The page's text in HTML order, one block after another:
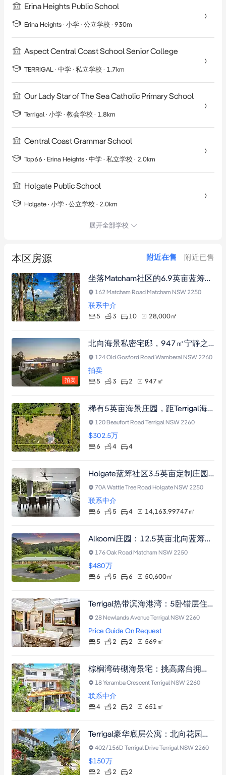
Erina Heights Public School
Erina Heights · 小学 · 公立学校 · 930m
Aspect Central Coast School Senior College
TERRIGAL · 中学 · 私立学校 · 1.7km
Our Lady Star of The Sea Catholic Primary School
Terrigal· 小学 · 教会学校 · 1.8km
Central Coast Grammar School
Top66 · Erina Heights · 中学 · 私立学校 · 2.0km
Holgate Public School
Holgate · 小学 · 公立学校 · 2.0km
展开全部学校
本区房源 附近在售 附近已售
坐落Matcham社区的6.9英亩蓝筹地块，坐拥壮阔海景与三套现成物业，含经典农舍、工业风住宅及待开发山顶豪宅用地
162 Matcham Road Matcham NSW 2250
联系中介
5 3 10 28,000㎡
拍卖
北向海景私密宅邸，947㎡宁静之地享壮阔海景与多层生活空间
124 Old Gosford Road Wamberal NSW 2260
拍卖
5 3 2 947 ㎡
稀有5英亩海景庄园，距Terrigal海滩仅5分钟车程，坐拥开阔牧场与日落全景，含独立工棚及双栖生活空间，毗邻名校与购物中心。
120 Beaufort Road Terrigal NSW 2260
$302.5万
6 4 4
Holgate蓝筹社区3.5英亩定制庄园：建筑杰作配备恒温泳池、4K影院、健身房及四车位车库
70A Wattle Tree Road Holgate NSW 2250
联系中介
6 5 4 14,163.99747 ㎡
Alkoomi庄园：12.5英亩北向蓝筹生活领地，坐拥中央海岸稀世静谧港湾
176 Oak Road Matcham NSW 2250
$480万
6 5 6 50,600㎡
Terrigal热带滨海港湾：5卧错层住宅，双客厅设计，带露台、披萨烤炉及户外淋浴，俯瞰葱郁林景，步行可达海滩与购物中心
28 Newlands Avenue Terrigal NSW 2260
Price Guide On Request
5 2 2 569 ㎡
棕榈湾砖砌海景宅：挑高露台拥壮阔海景，开放式厨房配步入式储物间，距Terrigal海滩数分钟，尽享投资自住双宜生活（需市政厅批准）
18 Yeramba Crescent Terrigal NSW 2260
联系中介
4 2 2 651 ㎡
Terrigal豪华底层公寓：北向花园露台，中央空调，直通泳池水疗，尽享滨海生活
402/156D Terrigal Drive Terrigal NSW 2260
$150万
2 2 2